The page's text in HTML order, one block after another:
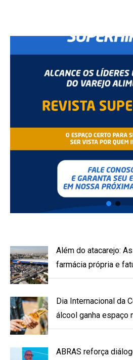
Além do atacarejo:
farmácia própria e
Dia Internacional da
álcool ganha espaço
ABRAS reforça